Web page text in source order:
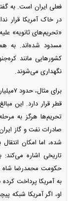
فعلی ایران است. به
در خاک آمریکا قرار
«تحریم‌های ثانویه»
مسدود شده‌اند. به
کشور‌هایی مانند
نگهداری می‌شوند.
قطر قرار دارد. این
تحریم‌ها هرگز به
صادرات نفت و گاز
شده، اما امکان
تاریخی اشاره
حکومت محمدرضا شاه
به آمریکا پرداخت
او، اگر آمریکا شبکه